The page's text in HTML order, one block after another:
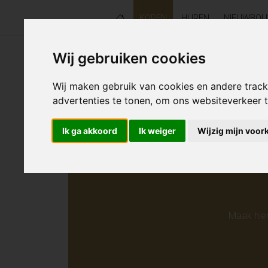
Wij gebruiken cookies
Wij maken gebruik van cookies en andere
advertenties te tonen, om ons websiteverkeer
Ik ga akkoord Ik weiger Wijzig mijn
KOPEN HUREN
Helaas
Maak